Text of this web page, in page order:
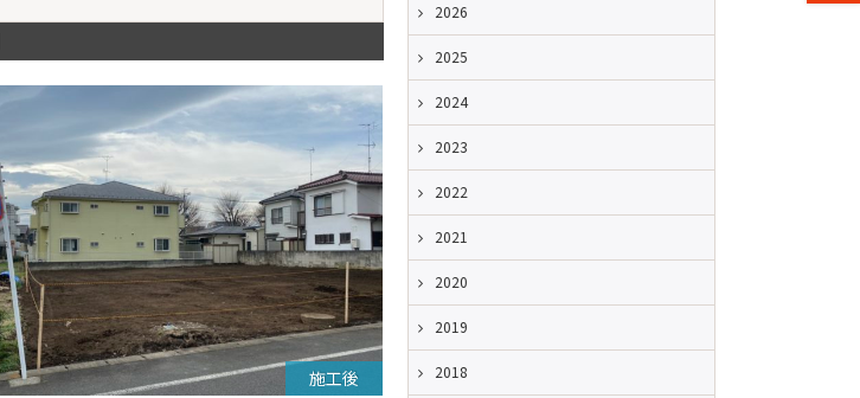
施工後
2026
2025
2024
2023
2022
2021
2020
2019
2018